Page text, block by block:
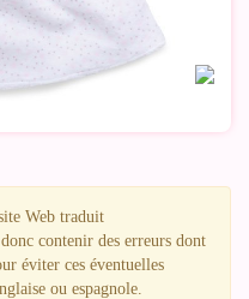
Web traduit
contenir des erreurs dont
éviter ces éventuelles
ou espagnole.